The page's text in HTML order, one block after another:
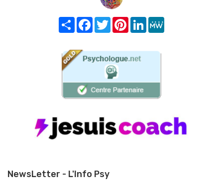
Share FacebookTwitterPinterest
LinkedIn
NewsLetter - L'Info Psy